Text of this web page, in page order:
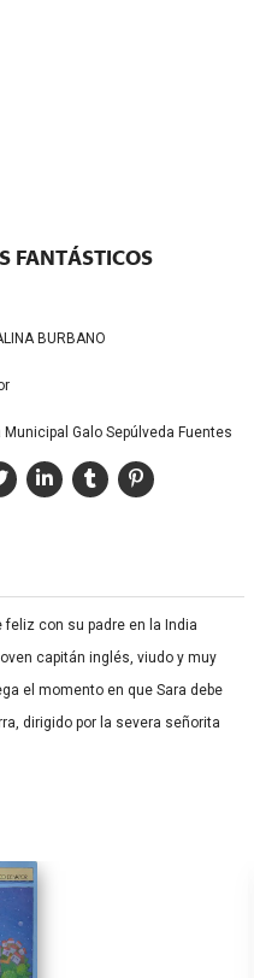
FANTÁSTICOS
BURBANO
Galo Sepúlveda Fuentes
con su padre en la India
capitán inglés, viudo y muy
el momento en que Sara debe
dirigido por la severa señorita